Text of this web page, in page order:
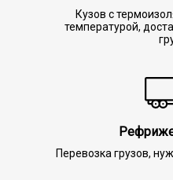
Кузов с
температурой,
Перевозка грузов,